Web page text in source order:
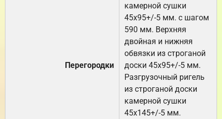
Перегородки
камерной сушки
45х95+/-5 мм. с шагом
590 мм. Верхняя
двойная и нижняя
обвязки из строганой
доски 45х95+/-5 мм.
Разгрузочный ригель
из строганой доски
камерной сушки
45х145+/-5 мм.